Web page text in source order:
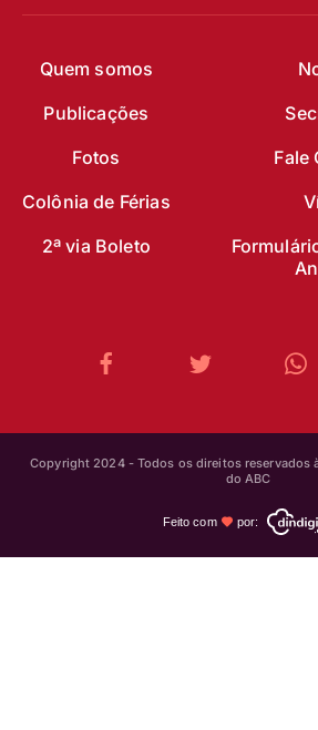
Quem somos
Publicações
Fotos
Fale
Colônia de Férias
2ª via Boleto
Copyright 2024 - Todos os direitos reservados
do ABC
Feito com por: